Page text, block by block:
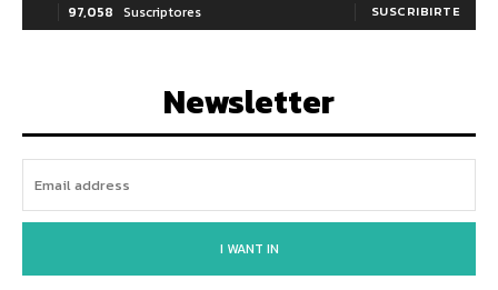
97,058 Suscriptores SUSCRIBIRTE
Newsletter
I WANT IN